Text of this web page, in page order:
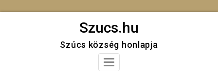
Szucs.hu
Szúcs község honlapja
Toggle